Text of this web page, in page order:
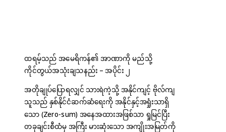
ထရမ့်သည် အမေရိကန်၏ အာဏာကို မည်သို့
ကိုင်တွယ်အသုံးချသနည်း – အပိုင်း ၂
အတိုချုပ်ပြောရလျှင် သားရဲကဲ့သို့ အနိုင်ကျင့် ဗိုလ်ကျ
သူသည် နှစ်နိုင်ငံဆက်ဆံရေးကို အနိုင်နှင့်အရှုံးသာရှိ
သော (Zero-sum) အနေအထားအဖြစ်သာ ရှုမြင်ပြီး
တခုချင်းစီထံမှ အကြီး မားဆုံးသော အကျိုးအမြတ်ကို